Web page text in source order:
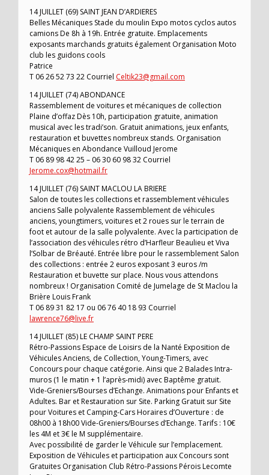
14 JUILLET (69) SAINT JEAN D’ARDIERES
Belles Mécaniques Stade du moulin Expo motos cyclos autos
camions De 8h à 19h. Entrée gratuite. Emplacements
exposants marchands gratuits également Organisation Moto
club les guidons cools
Patrice
T 06 26 52 73 22 Courriel Celtik23@gmail.com
14 JUILLET (74) ABONDANCE
Rassemblement de voitures et mécaniques de collection
Plaine d’offaz Dès 10h, participation gratuite, animation
musical avec les tradi’son. Gratuit animations, jeux enfants,
restauration et buvettes nombreux stands. Organisation
Mécaniques en Abondance Vuilloud Jerome
T 06 89 98 42 25 – 06 30 60 98 32 Courriel
Jerome.cox@hotmail.fr
14 JUILLET (76) SAINT MACLOU LA BRIERE
Salon de toutes les collections et rassemblement véhicules
anciens Salle polyvalente Rassemblement de véhicules
anciens, youngtimers, voitures et 2 roues sur le terrain de
foot et autour de la salle polyvalente. Avec la participation de
l’association des véhicules rétro d’Harfleur Beaulieu et Viva
l’Solbar de Bréauté. Entrée libre pour le rassemblement Salon
des collections : entrée 2 euros exposant 3 euros /m
Restauration et buvette sur place. Nous vous attendons
nombreux ! Organisation Comité de Jumelage de St Maclou la
Brière Louis Frank
T 06 89 31 82 17 ou 06 76 40 18 93 Courriel
lawrence76@live.fr
14 JUILLET (85) LE CHAMP SAINT PERE
Rétro-Passions Espace de Loisirs de la Nanté Exposition de
Véhicules Anciens, de Collection, Young-Timers, avec
Concours pour chaque catégorie. Ainsi que 2 Balades Intra-
muros (1 le matin + 1 l’après-midi) avec Baptême gratuit.
Vide-Greniers/Bourses d’Echange. Animations pour Enfants et
Adultes. Bar et Restauration sur Site. Parking Gratuit sur Site
pour Voitures et Camping-Cars Horaires d’Ouverture : de
08h00 à 18h00 Vide-Greniers/Bourses d’Echange. Tarifs : 10€
les 4M et 3€ le M supplémentaire.
Avec possibilité de garder le Véhicule sur l’emplacement.
Exposition de Véhicules et participation aux Concours sont
Gratuites Organisation Club Rétro-Passions Pérois Lecomte